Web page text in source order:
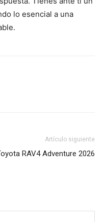
lo esencial a una
Artículo siguiente
RAV4 Adventure 2026